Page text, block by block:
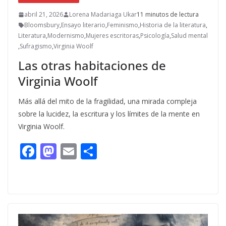
abril 21, 2026 Lorena Madariaga Ukar11 minutos de lectura
Bloomsbury,Ensayo literario,Feminismo,Historia de la literatura,
Literatura,Modernismo,Mujeres escritoras,Psicología,Salud mental
,Sufragismo,Virginia Woolf
Las otras habitaciones de
Virginia Woolf
Más allá del mito de la fragilidad, una mirada compleja
sobre la lucidez, la escritura y los límites de la mente en
Virginia Woolf.
F
o
M
o
E
ar